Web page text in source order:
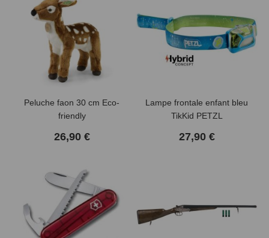
Peluche faon 30 cm Eco-
friendly
26,90 €
Lampe frontale enfant bleu
TikKid PETZL
27,90 €